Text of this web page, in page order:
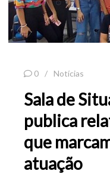
0 Notícias
Sala de
publica
que
atuação